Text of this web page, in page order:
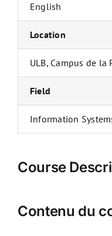
English
Location
ULB, Campus de la
Field
Information
Course
Contenu du